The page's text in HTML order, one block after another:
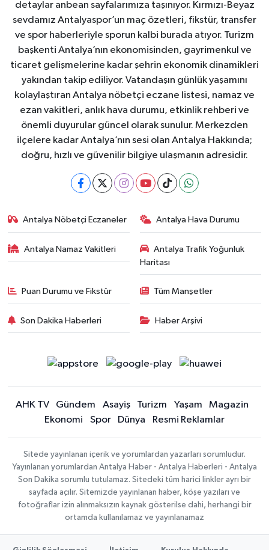
detaylar anbean sayfalarımıza taşınıyor. Kırmızı-Beyaz
sevdamız Antalyaspor’un maç özetleri, fikstür, transfer
ve spor haberleriyle sporun kalbi burada atıyor. Turizm
başkenti Antalya’nın ekonomisinden, gayrimenkul ve
ticaret gelişmelerine kadar şehrin ekonomik dinamikleri
yakından takip ediliyor. Vatandaşın günlük yaşamını
kolaylaştıran Antalya nöbetçi eczane listesi, namaz ve
ezan vakitleri, anlık hava durumu, etkinlik rehberi ve
önemli duyurular güncel olarak sunulur. Merkezden
ilçelere kadar Antalya’nın sesi olan Antalya Hakkında;
doğru, hızlı ve güvenilir bilgiye ulaşmanın adresidir.
Antalya Nöbetçi Eczaneler Antalya Hava Durumu
Antalya Namaz Vakitleri
Antalya Trafik Yoğunluk
Haritası
Puan Durumu ve Fikstür Tüm Manşetler
Son Dakika Haberleri Haber Arşivi
AHK TV Gündem Asayiş Turizm Yaşam
Magazin
Ekonomi
Spor Dünya Resmi Reklamlar
Sitede yayınlanan içerik ve yorumlardan yazarları sorumludur.
Yayınlanan yorumlardan Antalya Haber - Antalya Haberleri - Antalya
Son Dakika sorumlu tutulamaz. Sitedeki tüm harici linkler ayrı bir
sayfada açılır. Sitemizde yayınlanan haber, köşe yazıları ve
fotoğraflar izin alınmaksızın kaynak gösterilse dahi, herhangi bir
ortamda kullanılamaz ve yayınlanamaz